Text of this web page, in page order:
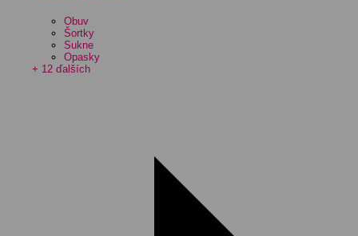
Obuv
Šortky
Sukne
Opasky
+ 12 ďalších